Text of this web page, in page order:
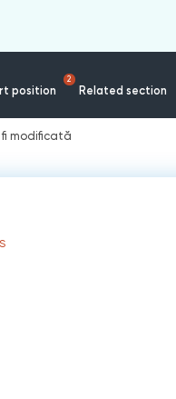
position
2
Related section
fi modificată